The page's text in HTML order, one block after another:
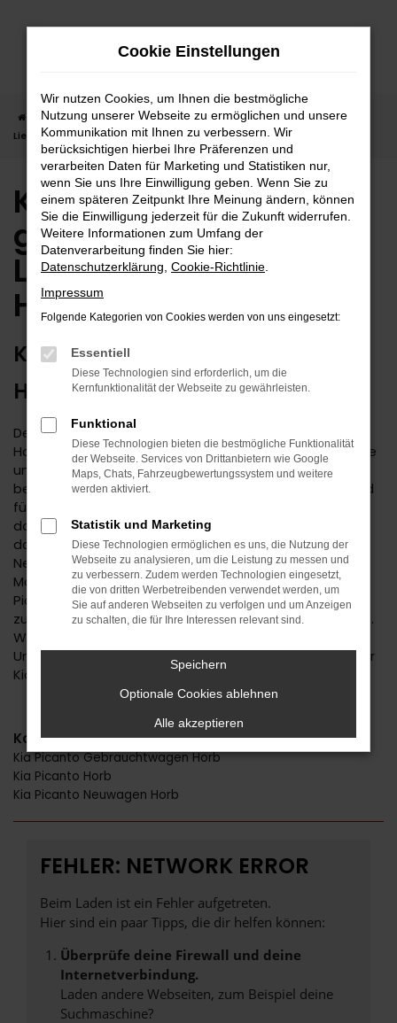
Zum
Startseite Horb Kia
Kia Picanto in Horb günstig kaufen |
Lieferservice nach Horb
Kia Picanto in Horb
günstig kaufen |
Lieferservice nach
Horb
KIA PICANTO – ERSTKLASSIG FÜR
HORB GEEIGNET
Der Kia Picanto ist eine kluge Wahl für Ihre Mobilität in
Horb. Bei diesem Fahrzeug gehen Vernunftsargumente
und emotionale Aspekte Hand in Hand und geben
beide den Ausschlag für ein klares „Ja“. Kennzeichnend
für den Kia Picanto ist die Ausstattung. Unabhängig
davon, ob Sie sich für einen Gebrauchtwagen und
damit für ein älteres Baujahr entscheiden oder einen
Neuwagen wählen erhalten Sie ein rundum tadelloses
Modell. Wir vom Autohaus Daub bieten Ihnen den Kia
Picanto zu einem exzellenten Preis und ermöglichen
zudem immer wieder das Einsteigen in Sondermodelle.
Wenn Sie Ihre Mobilität auf den Straßen von Horb und
Umgebung auf ein neues Level heben möchten, ist der
Kia Picanto bestens geeignet.
Kategorie
Kia Picanto Gebrauchtwagen Horb
Kia Picanto Horb
Kia Picanto Neuwagen Horb
FEHLER: NETWORK ERROR
Beim Laden ist ein Fehler aufgetreten.
Hier sind ein paar Tipps, die dir helfen können:
Überprüfe deine Firewall und deine
Internetverbindung.
Laden andere Webseiten, zum Beispiel deine
Suchmaschine?
Cookie Einstellungen
Wir nutzen Cookies, um Ihnen die bestmögliche
Nutzung unserer Webseite zu ermöglichen und unsere
Kommunikation mit Ihnen zu verbessern. Wir
berücksichtigen hierbei Ihre Präferenzen und
verarbeiten Daten für Marketing und Statistiken nur,
wenn Sie uns Ihre Einwilligung geben. Wenn Sie zu
einem späteren Zeitpunkt Ihre Meinung ändern, können
Sie die Einwilligung jederzeit für die Zukunft widerrufen.
Weitere Informationen zum Umfang der
Datenverarbeitung finden Sie hier:
Datenschutzerklärung Cookie-Richtlinie
Impressum
Folgende Kategorien von Cookies werden von uns eingesetzt:
Essentiell
Diese Technologien sind erforderlich, um die
Kernfunktionalität der Webseite zu gewährleisten.
Funktional
Diese Technologien bieten die bestmögliche Funktionalität
der Webseite. Services von Drittanbietern wie Google
Maps, Chats, Fahrzeugbewertungssystem und weitere
werden aktiviert.
Statistik und Marketing
Diese Technologien ermöglichen es uns, die Nutzung der
Webseite zu analysieren, um die Leistung zu messen und
zu verbessern. Zudem werden Technologien eingesetzt,
die von dritten Werbetreibenden verwendet werden, um
Sie auf anderen Webseiten zu verfolgen und um Anzeigen
zu schalten, die für Ihre Interessen relevant sind.
Speichern
Optionale Cookies ablehnen
Alle akzeptieren